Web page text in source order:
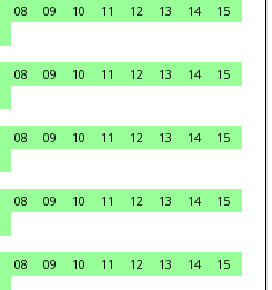
08 09 10 11 12 13 14
15
08 09 10 11 12 13 14
15
08 09 10 11 12 13 14
15
08 09 10 11 12 13 14
15
08 09 10 11 12 13 14
15